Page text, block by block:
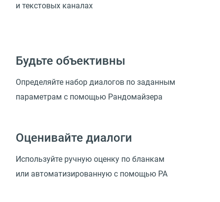
и текстовых каналах
Будьте объективны
Определяйте набор диалогов по заданным
параметрам с помощью Рандомайзера
Оценивайте диалоги
Используйте ручную оценку по бланкам
или автоматизированную с помощью РА